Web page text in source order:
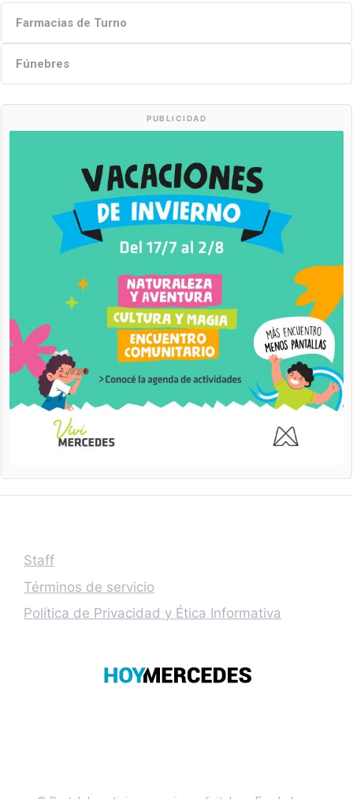
Farmacias de Turno
Fúnebres
PUBLICIDAD
Staff
Términos de servicio
Política de Privacidad y Ética Informativa